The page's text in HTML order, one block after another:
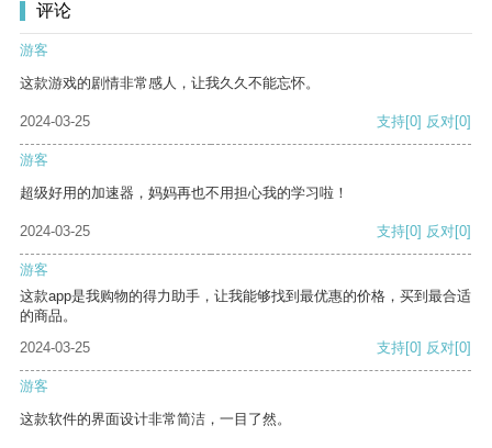
评论
游客
这款游戏的剧情非常感人，让我久久不能忘怀。
2024-03-25 支持[0] 反对[0]
游客
超级好用的加速器，妈妈再也不用担心我的学习啦！
2024-03-25 支持[0] 反对[0]
游客
这款app是我购物的得力助手，让我能够找到最优惠的价格，买到最合适
的商品。
2024-03-25
支持[0] 反对[0]
游客
这款软件的界面设计非常简洁，一目了然。